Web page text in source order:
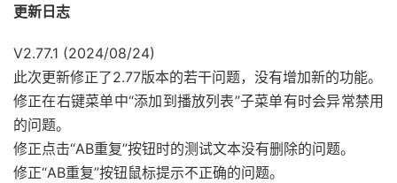
更新日志
V2.77.1 (2024/08/24)
此次更新修正了2.77版本的若干问题，没有增加新的功能。
修正在右键菜单中“添加到播放列表”子菜单有时会异常禁用
的问题。
修正点击“AB重复”按钮时的测试文本没有删除的问题。
修正“AB重复”按钮鼠标提示不正确的问题。